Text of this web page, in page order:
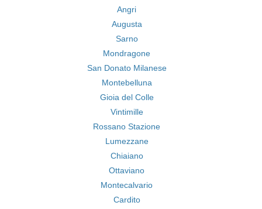
Angri
Augusta
Sarno
Mondragone
San Donato Milanese
Montebelluna
Gioia del Colle
Vintimille
Rossano Stazione
Lumezzane
Chiaiano
Ottaviano
Montecalvario
Cardito